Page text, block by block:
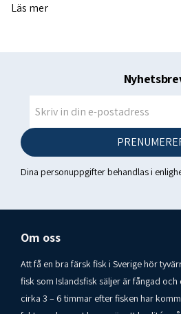
--------------
Fett: 0,1 g
Varav mättad: 0,0 g
Kolhydrater: 57 g
Av dessa sockerarter: 0 g
ehf
Förvaringsförhållanden: Bäst
(15-20 ° C).
Konsumentkontakt Islandsfisk i
Läs mer
Dina personuppgifter behandlas i
Om oss
Att få en bra färsk fisk i Sverige hör
fisk som Islandsfisk säljer är fångad
cirka 3 – 6 timmar efter fisken har